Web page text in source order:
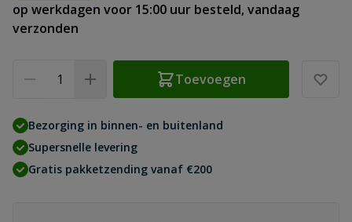
op werkdagen voor 15:00 uur besteld, vandaag
verzonden
Toevoegen
Bezorging in binnen- en buitenland
Supersnelle levering
Gratis pakketzending vanaf €200